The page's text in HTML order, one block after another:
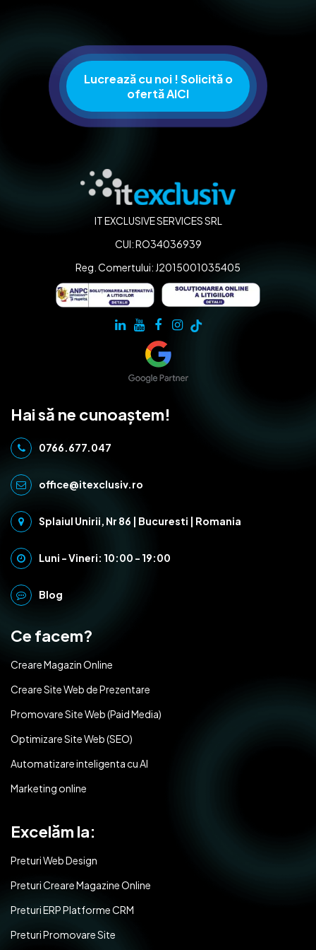
Lucrează cu noi ! Solicită o
ofertă AICI
IT EXCLUSIVE SERVICES SRL
CUI: RO34036939
Reg. Comertului: J2015001035405
Hai să ne cunoaștem!
0766.677.047
office@itexclusiv.ro
Splaiul Unirii, Nr 86 | Bucuresti | Romania
Luni - Vineri: 10:00 - 19:00
Blog
Ce facem?
Creare Magazin Online
Creare Site Web de Prezentare
Promovare Site Web (Paid Media)
Optimizare Site Web (SEO)
Automatizare inteligenta cu AI
Marketing online
Excelăm la:
Preturi Web Design
Preturi Creare Magazine Online
Preturi ERP Platforme CRM
Preturi Promovare Site